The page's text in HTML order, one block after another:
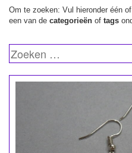
Om te zoeken: Vul hieronder één
een van de categorieën of tags